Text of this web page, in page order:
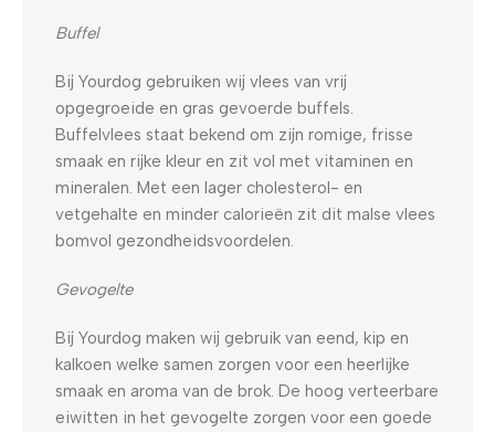
Buffel
Bij Yourdog gebruiken wij vlees van vrij
opgegroeide en gras gevoerde buffels.
Buffelvlees staat bekend om zijn romige, frisse
smaak en rijke kleur en zit vol met vitaminen en
mineralen. Met een lager cholesterol- en
vetgehalte en minder calorieën zit dit malse vlees
bomvol gezondheidsvoordelen.
Gevogelte
Bij Yourdog maken wij gebruik van eend, kip en
kalkoen welke samen zorgen voor een heerlijke
smaak en aroma van de brok. De hoog verteerbare
eiwitten in het gevogelte zorgen voor een goede